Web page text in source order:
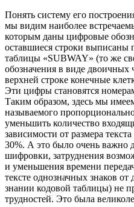
Понять систему его
мы видим наиболее
которым даны цифровые
оставшиеся строки выписаны
таблицы «SUBWAY» (то же
обозначения в виде двоичных
верхней строке конечные
Эти цифры становятся
Таким образом, здесь мы
называемого
уменьшить количество
зависимости от размера
30%. А это было очень важно
шифровки, затруднения
и уменьшения времени
тексте однозначных знаков
знании кодовой таблицы) не
трудностей. Это была